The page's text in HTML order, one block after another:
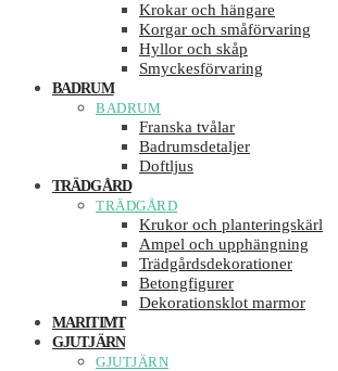
Krokar och hängare
Korgar och småförvaring
Hyllor och skåp
Smyckesförvaring
BADRUM
BADRUM
Franska tvålar
Badrumsdetaljer
Doftljus
TRÄDGÅRD
TRÄDGÅRD
Krukor och planteringskärl
Ampel och upphängning
Trädgårdsdekorationer
Betongfigurer
Dekorationsklot marmor
MARITIMT
GJUTJÄRN
GJUTJÄRN